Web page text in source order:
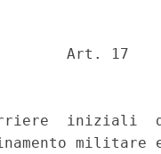
Art. 17
iniziali
militare